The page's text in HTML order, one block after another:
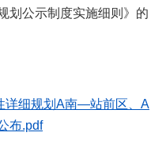
划公示制度实施细则》的
详细规划A南—站前区、A
布.pdf